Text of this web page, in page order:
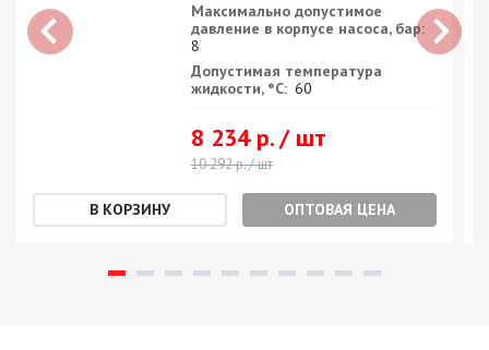
Максимально допустимое
давление в корпусе насоса, бар:
8
Допустимая температура
жидкости, °С: 60
8 234 р. / шт
10 292 р. / шт
ОПТОВАЯ ЦЕНА